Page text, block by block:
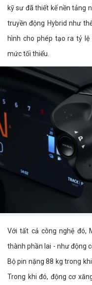
kỹ sư đã thiết kế nền tảng
truyền động Hybrid như
hình cho phép tạo ra tỷ
mức tối thiểu.
Với tất cả công nghệ đó,
thành phần lai - như động
Bộ pin nặng 88 kg trong
Trong khi đó, động cơ